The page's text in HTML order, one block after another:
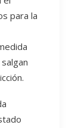
para la